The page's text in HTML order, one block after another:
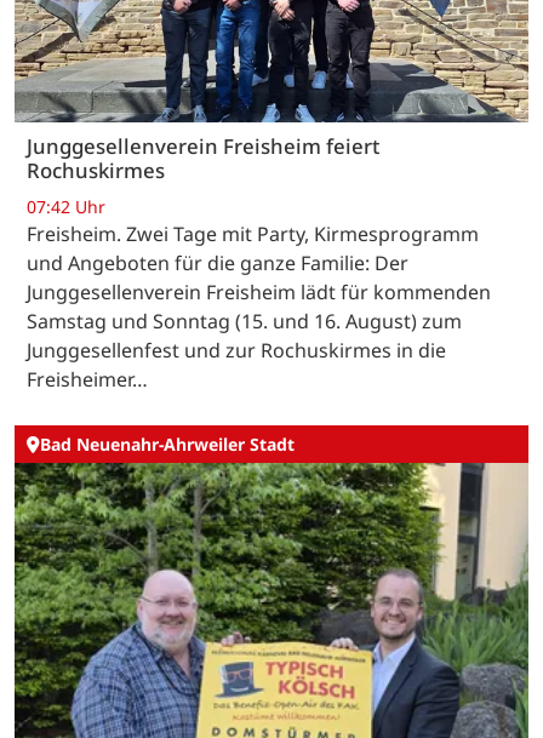
Junggesellenverein Freisheim feiert
Rochuskirmes
07:42 Uhr
Freisheim. Zwei Tage mit Party, Kirmesprogramm
und Angeboten für die ganze Familie: Der
Junggesellenverein Freisheim lädt für kommenden
Samstag und Sonntag (15. und 16. August) zum
Junggesellenfest und zur Rochuskirmes in die
Freisheimer…
Bad Neuenahr-Ahrweiler Stadt